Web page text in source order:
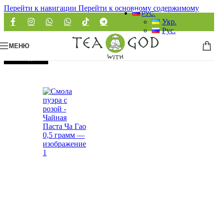
Перейти к навигации Перейти к основному содержимому
РУС.
Укр.
Рус.
МЕНЮ